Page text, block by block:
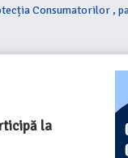
Consumatorilor ,
la